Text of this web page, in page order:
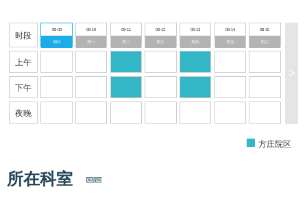
时段
上午
下午
夜晚
08-09
周日
08-10
周一
08-11 08-12
周三
08-13
周四
08-14
周五
08-15
周六
>
方庄院区
所在科室